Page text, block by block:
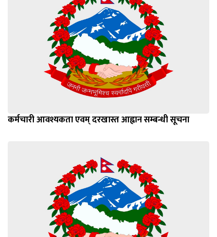
कर्मचारी आवश्यकता एवम् दरखास्त आह्वान सम्बन्धी सूचना